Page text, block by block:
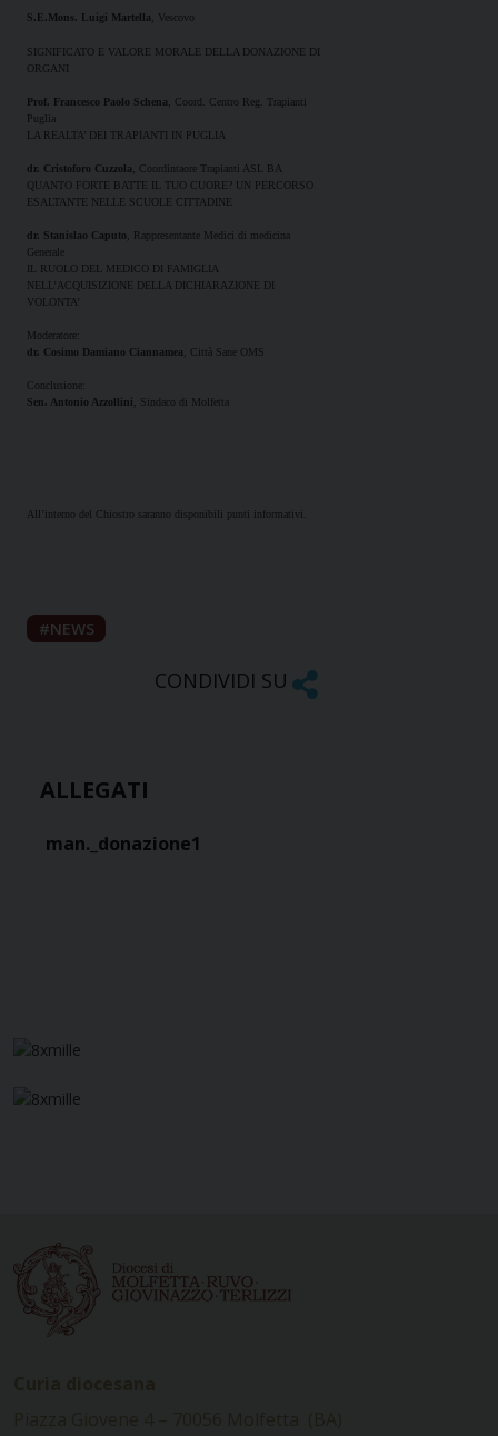
S.E.Mons. Luigi Martella , Vescovo
SIGNIFICATO E VALORE MORALE DELLA DONAZIONE DI
ORGANI
Prof. Francesco Paolo Schena , Coord. Centro Reg. Trapianti
Puglia
LA REALTA’ DEI TRAPIANTI IN PUGLIA
dr. Cristoforo Cuzzola , Coordintaore Trapianti ASL BA
QUANTO FORTE BATTE IL TUO CUORE? UN PERCORSO
ESALTANTE NELLE SCUOLE CITTADINE
dr. Stanislao Caputo , Rappresentante Medici di medicina
Generale
IL RUOLO DEL MEDICO DI FAMIGLIA
NELL’ACQUISIZIONE DELLA DICHIARAZIONE DI
VOLONTA’
Moderatore:
dr. Cosimo Damiano Ciannamea , Città Sane OMS
Conclusione:
Sen. Antonio Azzollini , Sindaco di Molfetta
All’interno del Chiostro saranno disponibili punti informativi.
NEWS
CONDIVIDI SU
ALLEGATI
man._donazione1